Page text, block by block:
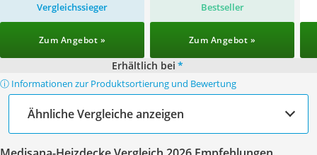
Vergleichssieger
Zum Angebot »
Bestseller
Zum Angebot »
Erhältlich bei *
ⓘ Informationen zur Produktsortierung und Bewertung
Ähnliche Vergleiche anzeigen